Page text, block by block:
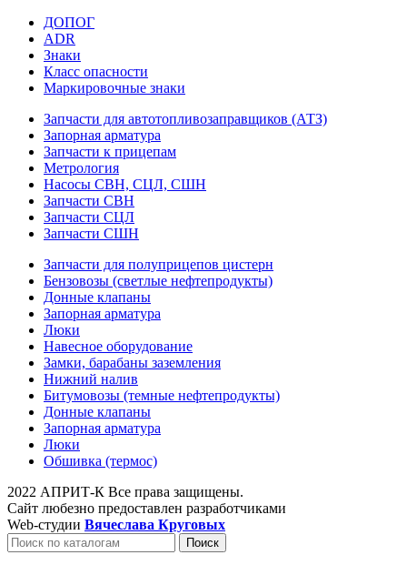
ДОПОГ
ADR
Знаки
Класс опасности
Маркировочные знаки
Запчасти для автотопливозаправщиков (АТЗ)
Запорная арматура
Запчасти к прицепам
Метрология
Насосы СВН, СЦЛ, СШН
Запчасти СВН
Запчасти СЦЛ
Запчасти СШН
Запчасти для полуприцепов цистерн
Бензовозы (светлые нефтепродукты)
Донные клапаны
Запорная арматура
Люки
Навесное оборудование
Замки, барабаны заземления
Нижний налив
Битумовозы (темные нефтепродукты)
Донные клапаны
Запорная арматура
Люки
Обшивка (термос)
2022 АПРИТ-К Все права защищены.
Сайт любезно предоставлен разработчиками
Web-студии Вячеслава Круговых
Поиск